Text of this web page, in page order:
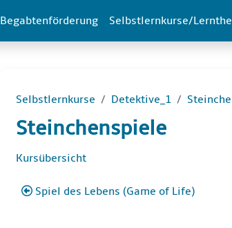
Begabtenförderung Selbstlernkurse/
Selbstlernkurse Detektive_1
Steinchenspiele
Abschnittsübersicht
Kursübersicht
Spiel des Lebens (Game of Life)